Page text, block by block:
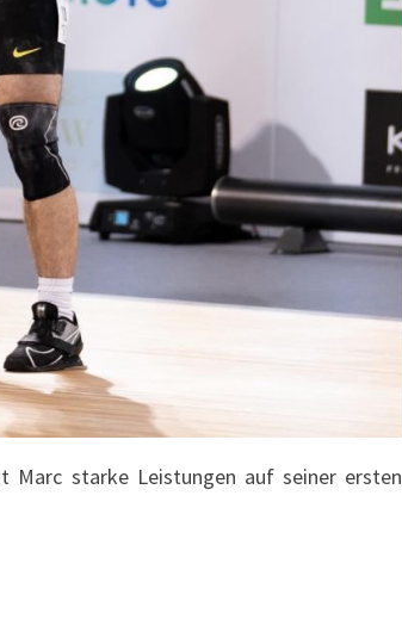
starke Leistungen auf seiner ersten